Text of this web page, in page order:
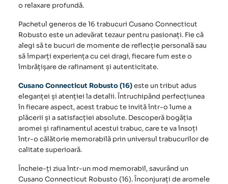
o relaxare profundă.
Pachetul generos de16 trabucuri Cusano Connecticut
Robusto este un adevărat tezaur pentru pasionați. Fie că
alegi să te bucuri de momente de reflecție personală sau
să împarți experiența cu cei dragi, fiecare fum este o
îmbrățișare de rafinament și autenticitate.
Cusano Connecticut Robusto (16)este un tribut adus
eleganței și atenției la detalii. Întruchipând perfecțiunea
în fiecare aspect, acest trabuc te invită într-o lume a
plăcerii și a satisfacției absolute. Descoperă bogăția
aromei și rafinamentul acestui trabuc, care te va însoți
într-o călătorie memorabilă prin universul trabucurilor de
calitate superioară.
Încheie-ți ziua într-un mod memorabil, savurând un
Cusano Connecticut Robusto (16). Înconjurați de aromele